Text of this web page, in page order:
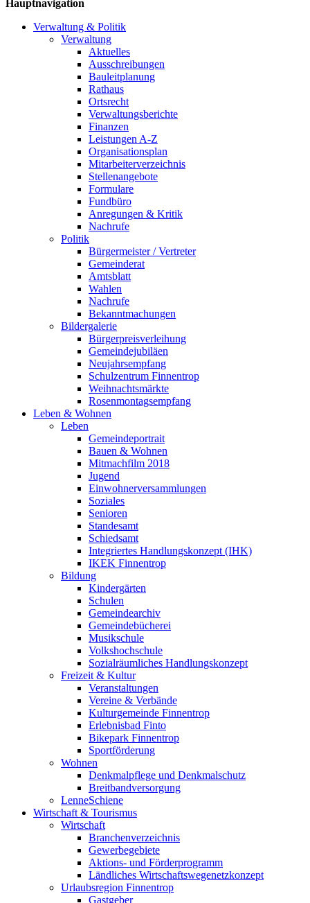
Hauptnavigation
Verwaltung & Politik
Verwaltung
Aktuelles
Ausschreibungen
Bauleitplanung
Rathaus
Ortsrecht
Verwaltungsberichte
Finanzen
Leistungen A-Z
Organisationsplan
Mitarbeiterverzeichnis
Stellenangebote
Formulare
Fundbüro
Anregungen & Kritik
Nachrufe
Politik
Bürgermeister / Vertreter
Gemeinderat
Amtsblatt
Wahlen
Nachrufe
Bekanntmachungen
Bildergalerie
Bürgerpreisverleihung
Gemeindejubiläen
Neujahrsempfang
Schulzentrum Finnentrop
Weihnachtsmärkte
Rosenmontagsempfang
Leben & Wohnen
Leben
Gemeindeportrait
Bauen & Wohnen
Mitmachfilm 2018
Jugend
Einwohnerversammlungen
Soziales
Senioren
Standesamt
Schiedsamt
Integriertes Handlungskonzept (IHK)
IKEK Finnentrop
Bildung
Kindergärten
Schulen
Gemeindearchiv
Gemeindebücherei
Musikschule
Volkshochschule
Sozialräumliches Handlungskonzept
Freizeit & Kultur
Veranstaltungen
Vereine & Verbände
Kulturgemeinde Finnentrop
Erlebnisbad Finto
Bikepark Finnentrop
Sportförderung
Wohnen
Denkmalpflege und Denkmalschutz
Breitbandversorgung
LenneSchiene
Wirtschaft & Tourismus
Wirtschaft
Branchenverzeichnis
Gewerbegebiete
Aktions- und Förderprogramm
Ländliches Wirtschaftswegenetzkonzept
Urlaubsregion Finnentrop
Gastgeber